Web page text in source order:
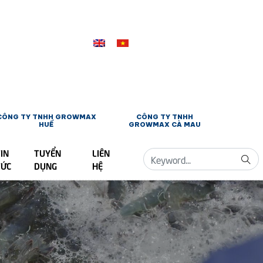
TY TNHH GROWMAX
HUẾ
CÔNG TY TNHH
GROWMAX CÀ MAU
TUYỂN
DỤNG
LIÊN
HỆ